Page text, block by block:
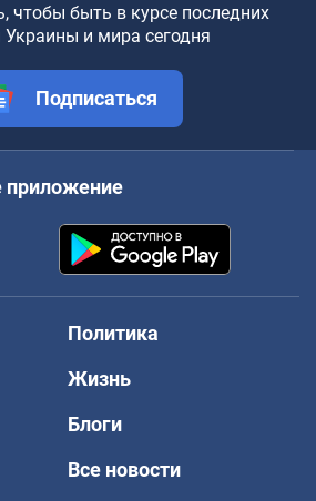
чтобы быть в курсе последних
Украины и мира сегодня
Подписаться
приложение
Политика
Жизнь
Блоги
Все новости